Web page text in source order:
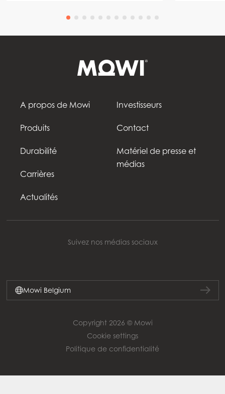
A propos de Mowi
Produits
Durabilité
Carrières
Actualités
Investisseurs
Contact
Matériel de presse et
médias
Suivez nos médias sociaux
Mowi Belgium
Copyright 2026 © Mowi
Cookie settings
Politique de confidentialité